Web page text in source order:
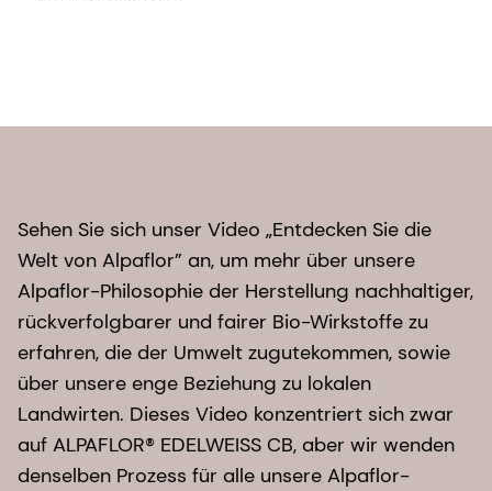
Sehen Sie sich unser Video „Entdecken Sie die
Welt von Alpaflor” an, um mehr über unsere
Alpaflor-Philosophie der Herstellung nachhaltiger,
rückverfolgbarer und fairer Bio-Wirkstoffe zu
erfahren, die der Umwelt zugutekommen, sowie
über unsere enge Beziehung zu lokalen
Landwirten. Dieses Video konzentriert sich zwar
auf ALPAFLOR® EDELWEISS CB, aber wir wenden
denselben Prozess für alle unsere Alpaflor-